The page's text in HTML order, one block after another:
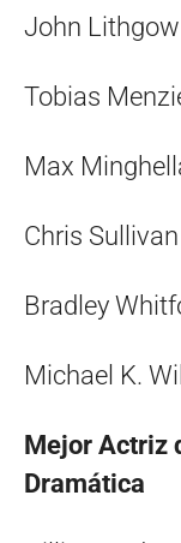
John
Tobias
Max
Chris
Bradley
Michael K.
Mejor Actriz
Dramática